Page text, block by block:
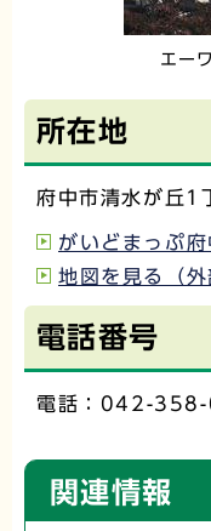
エー
所在地
府中市清水が丘
がいどまっぷ
地図を見る（外
電話番号
電話：042-
関連情報